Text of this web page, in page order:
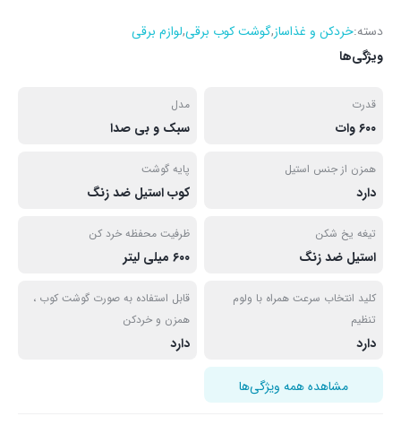
دسته:خردکن و غذاساز,گوشت کوب برقی,لوازم برقی
ویژگی‌ها
قدرت
۶۰۰ وات
مدل
سبک و بی صدا
همزن از جنس استیل
دارد
پایه گوشت
کوب استیل ضد زنگ
تیغه یخ شکن
استیل ضد زنگ
ظرفیت محفظه خرد کن
۶۰۰ میلی لیتر
کلید انتخاب سرعت همراه با ولوم
تنظیم
دارد
قابل استفاده به صورت گوشت کوب ،
همزن و خردکن
دارد
مشاهده همه ویژگی‌ها